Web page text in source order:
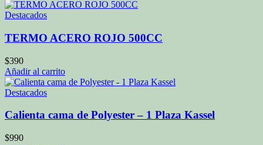
Destacados
TERMO ACERO ROJO 500CC
$390
Añadir al carrito
Destacados
Calienta cama de Polyester – 1 Plaza Kassel
$990